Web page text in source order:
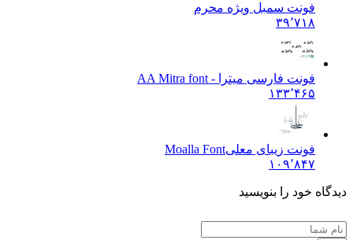
فونت سمبل ویژه محرم
۳۹٬۷۱۸
فونت فارسی میترا - A A Mitra font
۱۳۳٬۴۶۵
فونت زیبای معلیMoalla Font
۱۰۹٬۸۴۷
دیدگاه خود را بنویسید